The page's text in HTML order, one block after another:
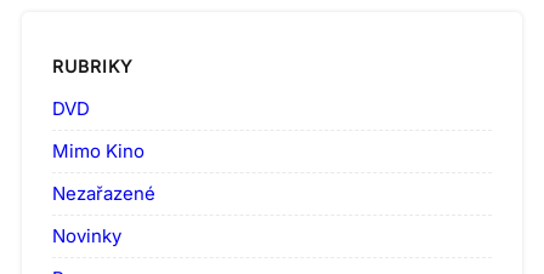
RUBRIKY
DVD
Mimo Kino
Nezařazené
Novinky